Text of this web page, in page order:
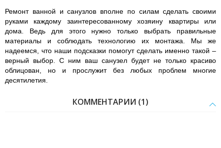
Ремонт ванной и санузлов вполне по силам сделать своими
руками каждому заинтересованному хозяину квартиры или
дома. Ведь для этого нужно только выбрать правильные
материалы и соблюдать технологию их монтажа. Мы же
надеемся, что наши подсказки помогут сделать именно такой –
верный выбор. С ним ваш санузел будет не только красиво
облицован, но и прослужит без любых проблем многие
десятилетия.
КОММЕНТАРИИ (1)